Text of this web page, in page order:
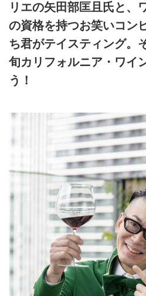
リエの矢田部匡且氏と、
の資格を持つお笑いコン
ち君がテイスティング。
旬カリフォルニア・ワイ
う！